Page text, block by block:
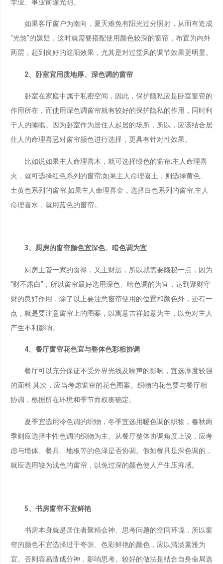
学业、事业前途光明。
如果客厅窗户为南向，夏天难免有阳光过分照射，从而有造成
“光煞”的嫌疑，这时就需要搭配使用颜色较深的窗帘，布置为内外
两层，起到良好的遮阳效果，尤其是对过堂风的调节效果更明显。
2、卧室宜用质地厚、深色调的窗帘
卧室在家庭中属于私密空间，因此，保护隐私应是卧室窗帘的
作用所在，而使用深色调窗帘就有较好的保护隐私的作用，同时利
于人的睡眠。因为卧室作为居住人起居的场所，所以，应该结合居
住人的命理喜忌对窗帘颜色进行选择，更具有针对性效果。
比如说如果主人命理喜木，就可选择绿色的窗帘;主人命理喜
火，就可选择红色系列的窗帘;如果主人命理喜土，则选择黄色、
土黄色系列的窗帘;如果主人命理喜金，选择白色系列的窗帘;主人
命理喜水，就用蓝色的窗帘。
3、厨房的窗帘颜色宜深色、暗色调为宜
厨房主管一家的食禄，又主财运，所以就需要隐秘一点，因为
“财不露白”，所以窗帘最好选用深色、暗色调的为宜，达到聚财守
财的良好作用，除了以上要注意窗帘使用的位置和颜色外，还有一
点，就是要注意窗帘上的图案，以寓意吉祥如意为主，以免对主人
产生不利影响。
4、餐厅窗帘花色宜与整体色彩相协调
餐厅可以充分保证不受外界光线及噪声的影响，宜选厚度较强
的面料.其次，应当考虑窗帘的花色图案。织物的花色要与餐厅相
协调，根据所在环境和季节而权衡确定。
夏季宜选用冷色调的织物，冬季宜选用暖色调的织物，春秋两
季则应选择中性色调的织物为主。从餐厅整体协调角度上说，应考
虑与墙体、餐具、地板等的色泽是否协调。假如餐具是深色调的，
就应选用较为浅色的窗帘，以免过深的颜色使人产生压抑感。
5、书房窗帘不宜鲜艳
书房本身就是居住者聚精会神、思考问题的空间环境，所以窗
帘的颜色不宜选择过于夸张、色彩鲜艳的颜色，应以清淡素雅为
宜。否则容易造成分神，影响思考。较好的做法是结合自身命局选